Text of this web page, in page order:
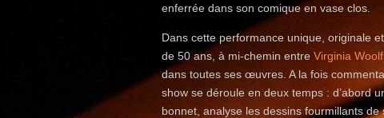
enferrée dans son comique en vase clos.
Dans cette performance unique, originale
de 50 ans, à mi-chemin entre Virginia Woolf
dans toutes ses œuvres. A la fois
show se déroule en deux temps : d’abord
bonnet, analyse les dessins fourmillants